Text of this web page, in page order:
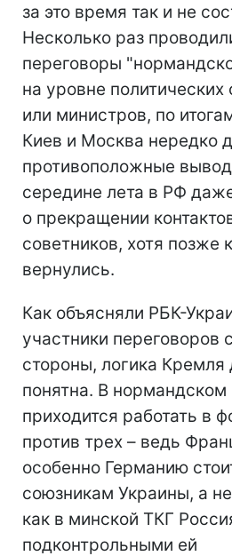
за это время так и не
Несколько раз
переговоры
на уровне политических
или министров, по
Киев и Москва нередко
противоположные
середине лета в РФ
о прекращении
советников, хотя позже
вернулись.
Как объясняли РБК-
участники переговоров
стороны, логика Кремля
понятна. В
приходится работать в
против трех – ведь
особенно Германию
союзникам Украины, а
как в минской ТКГ
подконтрольными ей